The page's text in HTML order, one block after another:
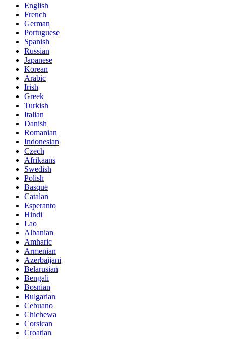
English
French
German
Portuguese
Spanish
Russian
Japanese
Korean
Arabic
Irish
Greek
Turkish
Italian
Danish
Romanian
Indonesian
Czech
Afrikaans
Swedish
Polish
Basque
Catalan
Esperanto
Hindi
Lao
Albanian
Amharic
Armenian
Azerbaijani
Belarusian
Bengali
Bosnian
Bulgarian
Cebuano
Chichewa
Corsican
Croatian